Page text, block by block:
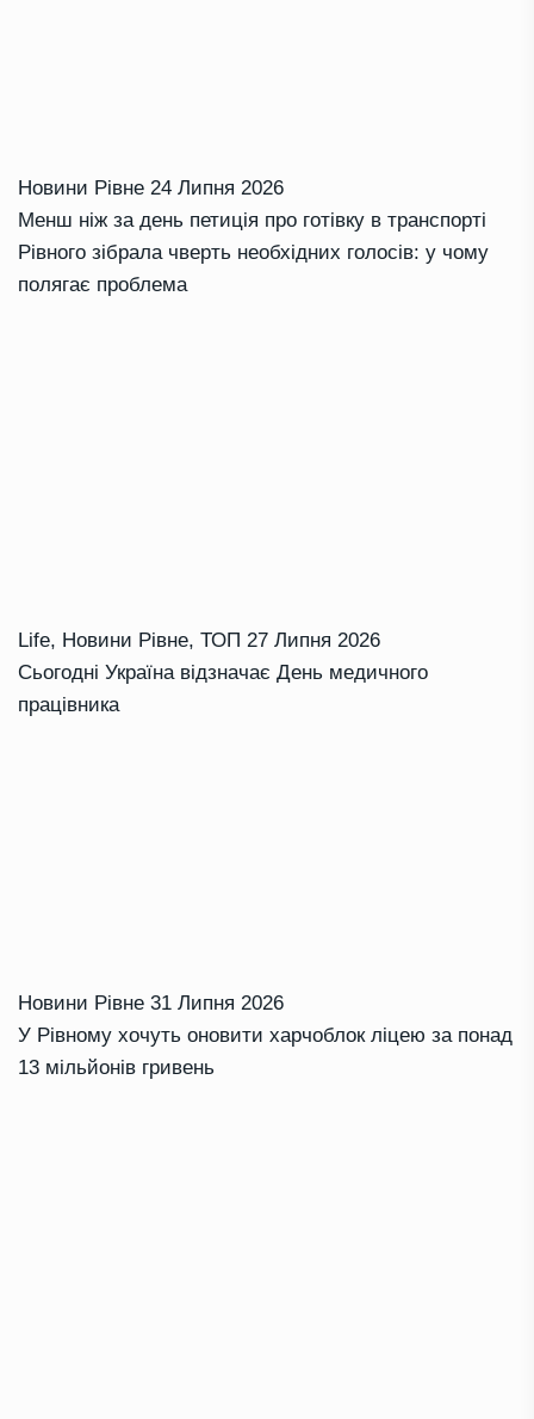
Новини Рівне 24 Липня 2026
Менш ніж за день петиція про готівку в транспорті
Рівного зібрала чверть необхідних голосів: у чому
полягає проблема
Life, Новини Рівне, ТОП 27 Липня 2026
Сьогодні Україна відзначає День медичного
працівника
Новини Рівне 31 Липня 2026
У Рівному хочуть оновити харчоблок ліцею за понад
13 мільйонів гривень